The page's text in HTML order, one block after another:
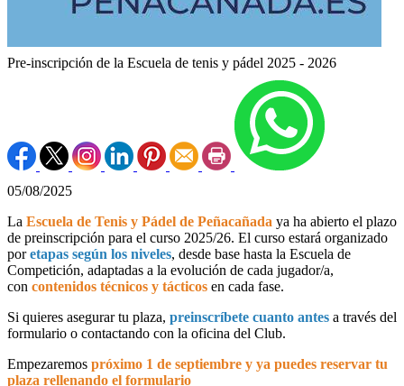
Pre-inscripción de la Escuela de tenis y pádel 2025 - 2026
05/08/2025
La Escuela de Tenis y Pádel de Peñacañada ya ha abierto el plazo
de preinscripción para el curso 2025/26. El curso estará organizado
poretapas según los niveles, desde base hasta la Escuela de
Competición, adaptadas a la evolución de cada jugador/a,
con contenidos técnicos y tácticos en cada fase.
Si quieres asegurar tu plaza, preinscríbete cuanto antes a través del
formulario o contactando con la oficina del Club.
Empezaremos próximo 1 de septiembre y ya puedes reservar tu
plaza rellenando el formulario